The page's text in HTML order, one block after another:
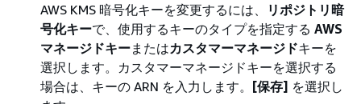
AWS KMS 暗号化キーを変更するには、
リポジトリ暗
号化キーで、使用するキーのタイプを指定する AWS
マネージドキーまたはカスタマーマネージドキーを
選択します。カスタマーマネージドキーを選択する
場合は、キーの ARN を入力します。 [保存] を選択し